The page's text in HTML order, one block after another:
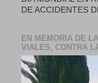
DE ACCIDENTES
EN MEMORIA DE
VIALES, CONTRA